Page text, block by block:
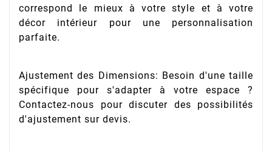
correspond le mieux à votre style et à votre
décor intérieur pour une personnalisation
parfaite.
Ajustement des Dimensions: Besoin d'une taille
spécifique pour s'adapter à votre espace ?
Contactez-nous pour discuter des possibilités
d'ajustement sur devis.